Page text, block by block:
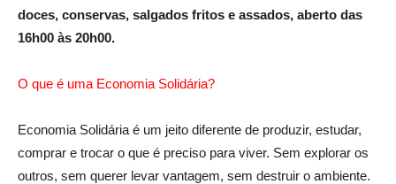
doces, conservas, salgados fritos e assados, aberto das
16h00 às 20h00.
O que é uma Economia Solidária?
Economia Solidária é um jeito diferente de produzir, estudar,
comprar e trocar o que é preciso para viver. Sem explorar os
outros, sem querer levar vantagem, sem destruir o ambiente.